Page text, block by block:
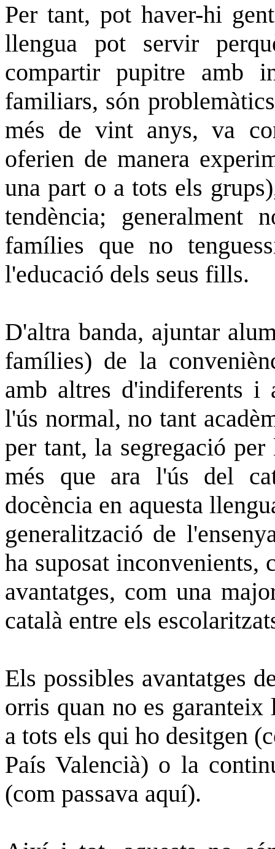
Per tant, pot haver-hi
llengua pot servir
compartir pupitre amb
familiars, són
més de vint anys, va
oferien de manera
una part o a tots els
tendència; generalment
famílies que no
l'educació dels seus fills.
D'altra banda, ajuntar
famílies) de la
amb altres d'indiferents i
l'ús normal, no tant
per tant, la segregació
més que ara l'ús del
docència en aquesta
generalització de
ha suposat inconvenients,
avantatges, com una
català entre els
Els possibles avantatges
orris quan no es garanteix
a tots els qui ho desitgen
País Valencià) o la
(com passava aquí).